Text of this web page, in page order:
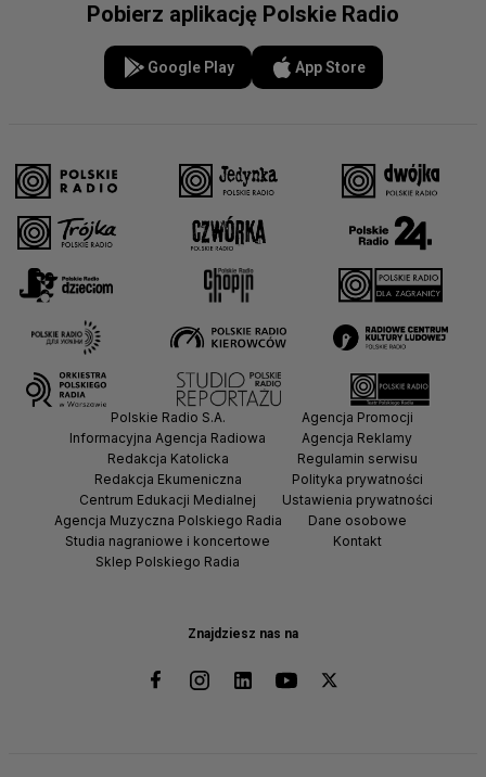
Pobierz aplikację Polskie Radio
Google Play App Store
Znajdziesz nas na
Polskie Radio S.A.
Informacyjna Agencja Radiowa
Redakcja Katolicka
Redakcja Ekumeniczna
Centrum Edukacji Medialnej
Agencja Muzyczna Polskiego Radia
Studia nagraniowe i koncertowe
Sklep Polskiego Radia
Agencja Promocji
Agencja Reklamy
Regulamin serwisu
Polityka prywatności
Ustawienia prywatności
Dane osobowe
Kontakt